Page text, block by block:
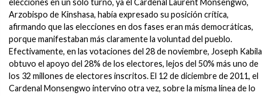
elecciones en un solo turno, ya el Cardenal Laurent Monsengwo,
Arzobispo de Kinshasa, había expresado su posición crítica,
afirmando que las elecciones en dos fases eran más democráticas,
porque manifestaban más claramente la voluntad del pueblo.
Efectivamente, en las votaciones del 28 de noviembre, Joseph Kabila
obtuvo el apoyo del 28% de los electores, lejos del 50% más uno de
los 32 millones de electores inscritos. El 12 de diciembre de 2011, el
Cardenal Monsengwo intervino otra vez, sobre la misma línea de lo